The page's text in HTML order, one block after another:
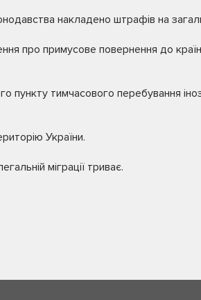
накладено штрафів на
про примусове повернення до
пункту тимчасового перебування
України.
міграції триває.